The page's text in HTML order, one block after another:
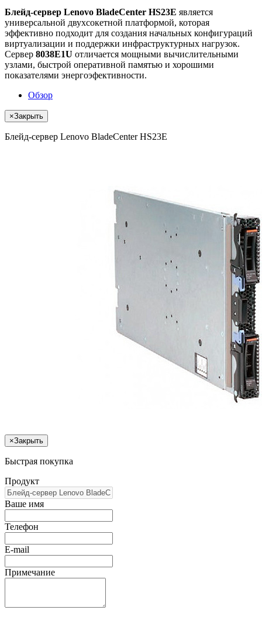
Блейд-сервер Lenovo BladeCenter HS23E является
универсальной двухсокетной платформой, которая
эффективно подходит для создания начальных конфигураций
виртуализации и поддержки инфраструктурных нагрузок.
Сервер 8038E1U отличается мощными вычислительными
узлами, быстрой оперативной памятью и хорошими
показателями энергоэфективности.
Обзор
×Закрыть
Блейд-сервер Lenovo BladeCenter HS23E
×Закрыть
Быстрая покупка
Продукт
Ваше имя
Телефон
E-mail
Примечание